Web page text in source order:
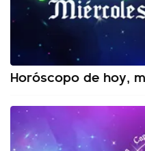
Horóscopo de hoy,